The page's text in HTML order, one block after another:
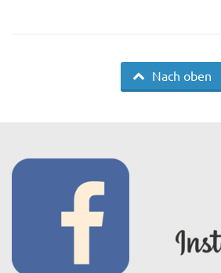
Nach oben